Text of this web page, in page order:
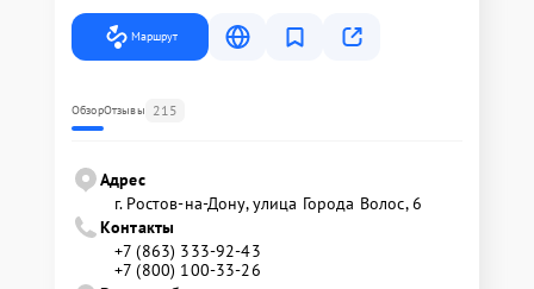
Маршрут
ОбзорОтзывы 215
Адрес
г. Ростов-на-Дону, улица Города Волос, 6
Контакты
+7 (863) 333-92-43
+7 (800) 100-33-26